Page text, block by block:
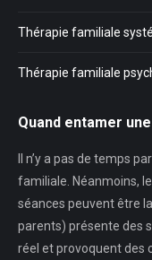
Thérapie familiale
Thérapie familiale
Quand entamer
Il n’y a pas de temps
familiale. Néanmoins,
séances peuvent être
parents) présente des
réel et provoquent des